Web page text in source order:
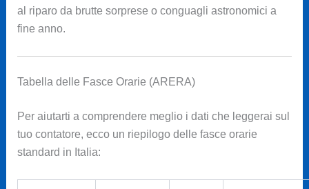
al riparo da brutte sorprese o conguagli astronomici a
fine anno.
Tabella delle Fasce Orarie (ARERA)
Per aiutarti a comprendere meglio i dati che leggerai sul
tuo contatore, ecco un riepilogo delle fasce orarie
standard in Italia: